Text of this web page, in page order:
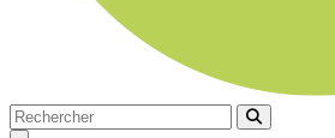
Rechercher
Rechercher